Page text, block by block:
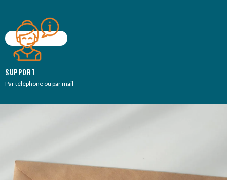
SUPPORT
Par téléphone ou par mail